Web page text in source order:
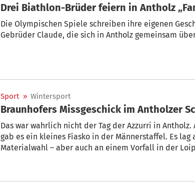
Drei Biathlon-Brüder feiern in Antholz
Die Olympischen Spiele schreiben ihre eigenen
Gebrüder Claude, die sich in Antholz gemeinsam
Sport » Wintersport
Braunhofers Missgeschick im Antholzer
Das war wahrlich nicht der Tag der Azzurri in
gab es ein kleines Fiasko in der Männerstaffel. Es
Materialwahl – aber auch an einem Vorfall in der